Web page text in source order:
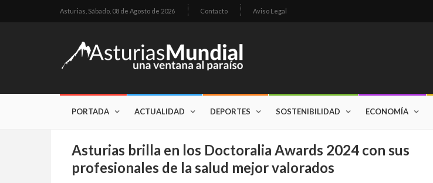
Asturias, Sábado, 08 de Agosto de 2026 Contacto Aviso Legal
PORTADA ACTUALIDAD DEPORTES SOSTENIBILIDAD ECONOMÍA
Asturias brilla en los Doctoralia Awards 2024 con sus
profesionales de la salud mejor valorados